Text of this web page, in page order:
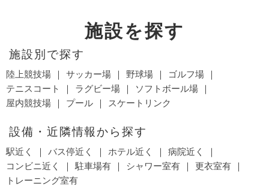
施設を探す
施設別で探す
陸上競技場 サッカー場 野球場
ゴルフ場
テニスコート
ラグビー場
ソフトボール場
屋内競技場
プール スケートリンク
設備・近隣情報から探す
駅近く バス停近く ホテル近く
病院近く
コンビニ近く
駐車場有 シャワー室有
更衣室有
トレーニング室有